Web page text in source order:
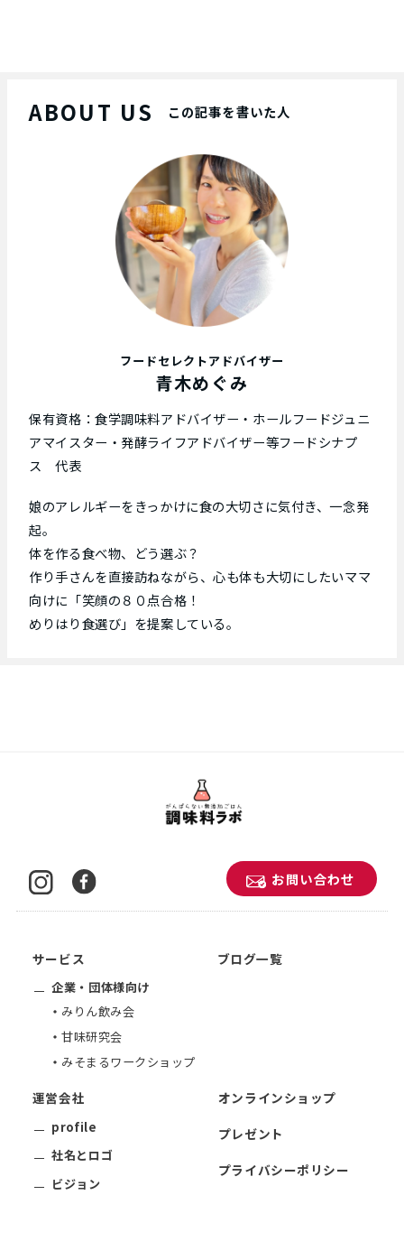
ABOUT US この記事を書いた人
フードセレクトアドバイザー
青木めぐみ
保有資格：食学調味料アドバイザー・ホールフードジュニ
アマイスター・発酵ライフアドバイザー等フードシナプ
ス 代表
娘のアレルギーをきっかけに食の大切さに気付き、一念発
起。
体を作る食べ物、どう選ぶ？
作り手さんを直接訪ねながら、心も体も大切にしたいママ
向けに「笑顔の８０点合格！
めりはり食選び」を提案している。
お問い合わせ
サービス
企業・団体様向け
みりん飲み会
甘味研究会
みそまるワークショップ
ブログ一覧
運営会社
profile
社名とロゴ
ビジョン
オンラインショップ
プレゼント
プライバシーポリシー